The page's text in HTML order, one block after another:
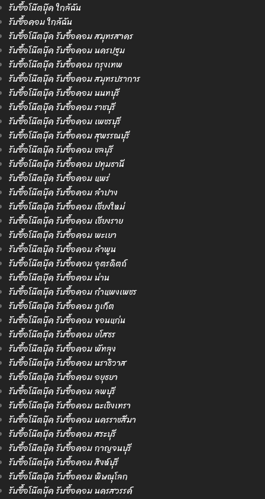
รับซื้อโน๊ตบุ๊ค ใกล้ฉัน
รับซื้อคอม ใกล้ฉัน
รับซื้อโน๊ตบุ๊ค รับซื้อคอม สมุทรสาคร
รับซื้อโน๊ตบุ๊ค รับซื้อคอม นครปฐม
รับซื้อโน๊ตบุ๊ค รับซื้อคอม กรุงเทพ
รับซื้อโน๊ตบุ๊ค รับซื้อคอม สมุทรปราการ
รับซื้อโน๊ตบุ๊ค รับซื้อคอม นนทบุรี
รับซื้อโน๊ตบุ๊ค รับซื้อคอม ราชบุรี
รับซื้อโน๊ตบุ๊ค รับซื้อคอม เพชรบุรี
รับซื้อโน๊ตบุ๊ค รับซื้อคอม สุพรรณบุรี
รับซื้อโน๊ตบุ๊ค รับซื้อคอม ชลบุรี
รับซื้อโน๊ตบุ๊ค รับซื้อคอม ปทุมธานี
รับซื้อโน๊ตบุ๊ค รับซื้อคอม แพร่
รับซื้อโน๊ตบุ๊ค รับซื้อคอม ลำปาง
รับซื้อโน๊ตบุ๊ค รับซื้อคอม เชียงใหม่
รับซื้อโน๊ตบุ๊ค รับซื้อคอม เชียงราย
รับซื้อโน๊ตบุ๊ค รับซื้อคอม พะเยา
รับซื้อโน๊ตบุ๊ค รับซื้อคอม ลำพูน
รับซื้อโน๊ตบุ๊ค รับซื้อคอม อุตรดิตถ์
รับซื้อโน๊ตบุ๊ค รับซื้อคอม น่าน
รับซื้อโน๊ตบุ๊ค รับซื้อคอม กำแพงเพชร
รับซื้อโน๊ตบุ๊ค รับซื้อคอม ภูเก็ต
รับซื้อโน๊ตบุ๊ค รับซื้อคอม ขอนแก่น
รับซื้อโน๊ตบุ๊ค รับซื้อคอม ยโสธร
รับซื้อโน๊ตบุ๊ค รับซื้อคอม พัทลุง
รับซื้อโน๊ตบุ๊ค รับซื้อคอม นราธิวาส
รับซื้อโน๊ตบุ๊ค รับซื้อคอม อยุธยา
รับซื้อโน๊ตบุ๊ค รับซื้อคอม ลพบุรี
รับซื้อโน๊ตบุ๊ค รับซื้อคอม ฉะเชิงเทรา
รับซื้อโน๊ตบุ๊ค รับซื้อคอม นครราชสีมา
รับซื้อโน๊ตบุ๊ค รับซื้อคอม สระบุรี
รับซื้อโน๊ตบุ๊ค รับซื้อคอม กาญจนบุรี
รับซื้อโน๊ตบุ๊ค รับซื้อคอม สิงห์บุรี
รับซื้อโน๊ตบุ๊ค รับซื้อคอม พิษณุโลก
รับซื้อโน๊ตบุ๊ค รับซื้อคอม นครสวรรค์